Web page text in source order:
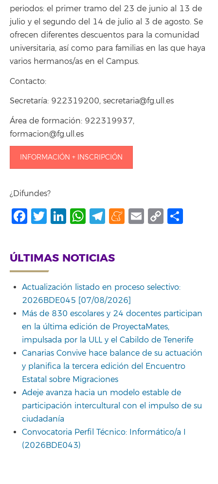
periodos: el primer tramo del 23 de junio al 13 de
julio y el segundo del 14 de julio al 3 de agosto. Se
ofrecen diferentes descuentos para la comunidad
universitaria, así como para familias en las que haya
varios hermanos/as en el Campus.
Contacto:
Secretaría: 922319200, secretaria@fg.ull.es
Área de formación: 922319937,
formacion@fg.ull.es
INFORMACIÓN + INSCRIPCIÓN
¿Difundes?
Facebook
Twitter
LinkedIn
WhatsApp
Telegram
Meneame
Email
Copy
ÚLTIMAS NOTICIAS
Actualización listado en proceso selectivo:
2026BDE045 [07/08/2026]
Más de 830 escolares y 24 docentes participan
en la última edición de ProyectaMates,
impulsada por la ULL y el Cabildo de Tenerife
Canarias Convive hace balance de su actuación
y planifica la tercera edición del Encuentro
Estatal sobre Migraciones
Adeje avanza hacia un modelo estable de
participación intercultural con el impulso de su
ciudadanía
Convocatoria Perfil Técnico: Informático/a I
(2026BDE043)